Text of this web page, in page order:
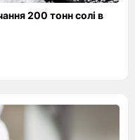
200 тонн солі в